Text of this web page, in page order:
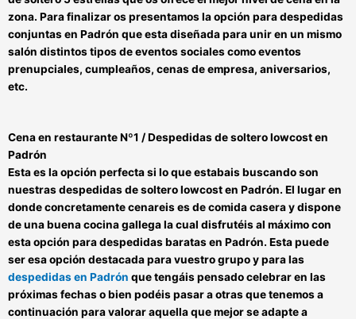
zona. Para finalizar os presentamos la opción paradespedidas
conjuntas en Padrón que esta diseñada paraunir en un mismo
salón distintos tipos de eventos socialescomo eventos
prenupciales, cumpleaños, cenas de empresa, aniversarios,
etc.
Cena en restaurante Nº1 / Despedidas de soltero lowcost en
Padrón
Esta es la opción perfecta si lo que estabais buscando son
nuestrasdespedidas de soltero lowcost en Padrón. El lugar en
donde concretamente cenareis es de comida casera y dispone
de una buena cocina gallega la cual disfrutéis al máximo con
esta opción paradespedidas baratas en Padrón. Esta puede
ser esa opción destacada para vuestro grupo y para las
despedidas en Padrón que tengáis pensado celebrar en las
próximas fechas o bien podéis pasar a otras que tenemos a
continuación para valorar aquella que mejor se adapte a